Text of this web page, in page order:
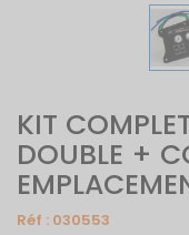
KIT
DOUBLE +
Réf : 030553